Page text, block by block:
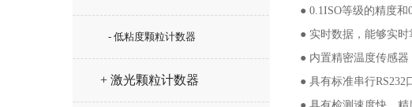
- 低粘度颗粒计数器
+ 激光颗粒计数器
● 0.1ISO等级的精度
● 实时数据，能够实
● 内置精密温度传感
● 具有标准串行